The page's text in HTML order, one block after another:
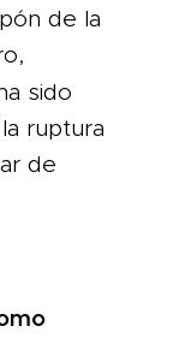
de la
sido
ruptura
de